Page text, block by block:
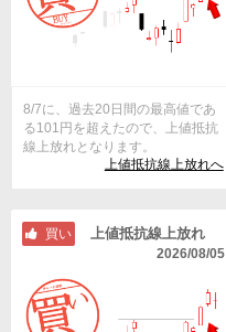
8/7に、過去20日間の最高値であ
る101円を超えたので、上値抵抗
線上放れとなります。
上値抵抗線上放れへ
買い 上値抵抗線上放れ
2026/08/05